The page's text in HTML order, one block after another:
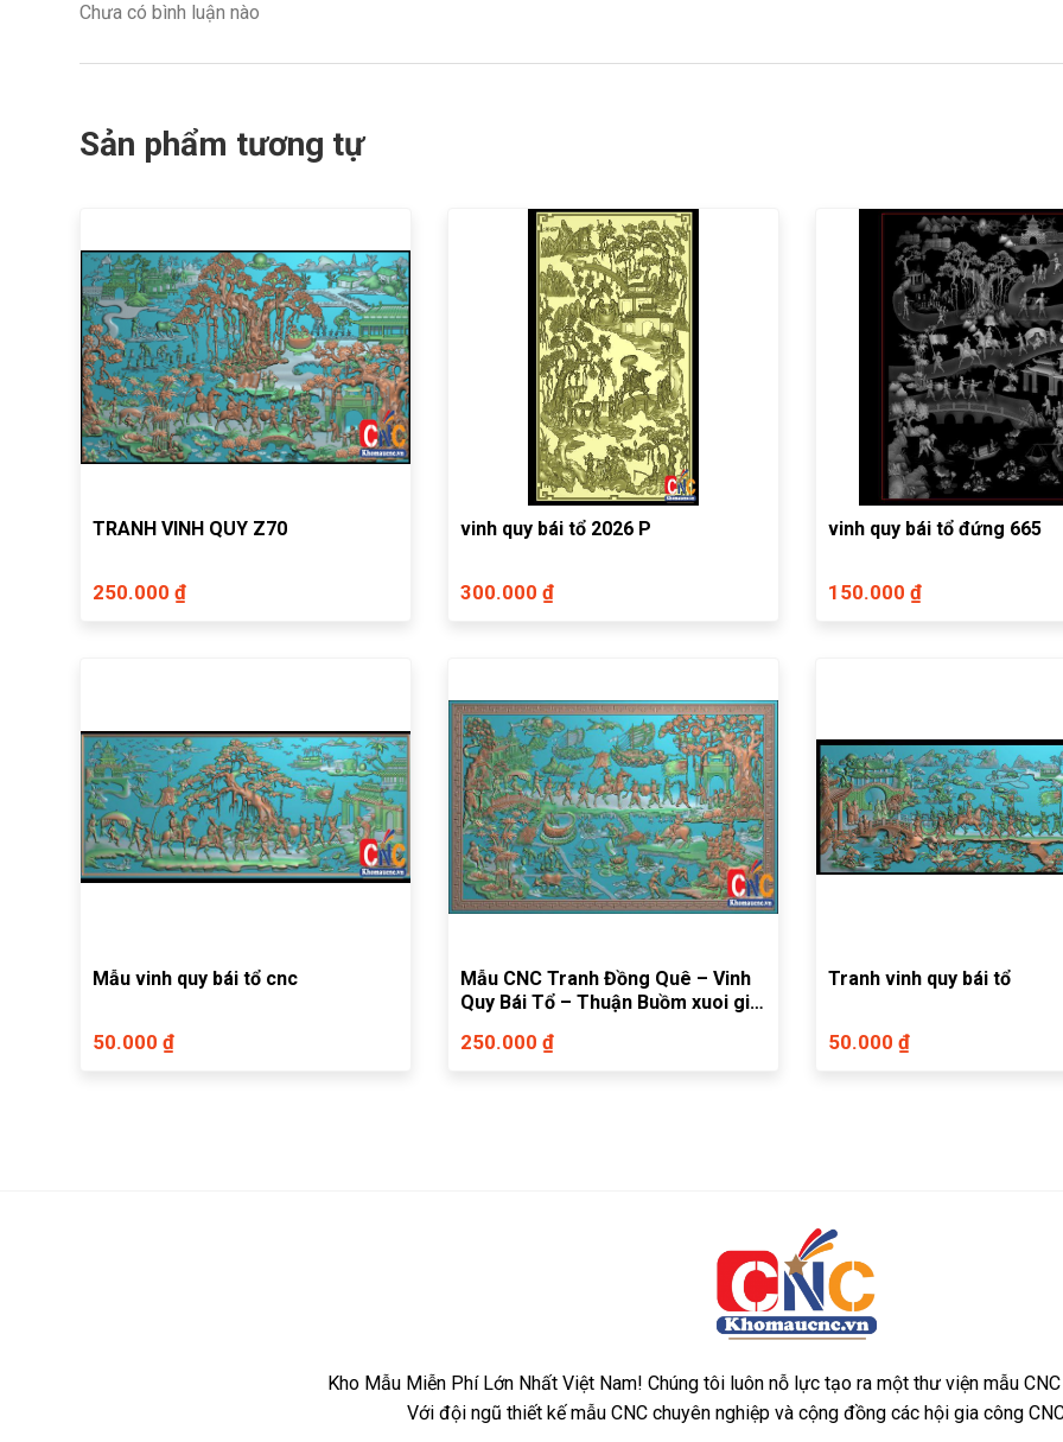
Chưa có bình luận nào
Sản phẩm tương tự
TRANH VINH QUY Z70
250.000 ₫
vinh quy bái tổ 2026 P
300.000 ₫
vinh quy bái tổ đứng 665
150.000 ₫
Mẫu vinh quy bái tổ cnc
50.000 ₫
Mẫu CNC Tranh Đồng Quê – Vinh
Quy Bái Tổ – Thuận Buồm xuoi gió
250.000 ₫
Tranh vinh quy bái tổ
50.000 ₫
Kho Mẫu Miễn Phí Lớn Nhất Việt Nam! Chúng tôi luôn nỗ lực tạo ra một thư viện mẫu
Với đội ngũ thiết kế mẫu CNC chuyên nghiệp và cộng đồng các hội gia công